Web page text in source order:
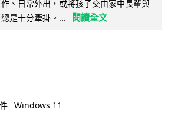
、日常外出，或將孩子交由家中長輩與
是十分牽掛。...
閱讀全文
Windows 11